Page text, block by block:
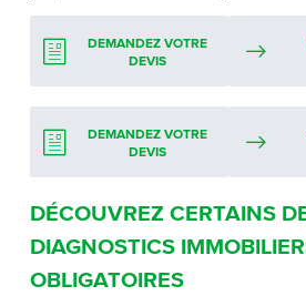
DEMANDEZ VOTRE
DEVIS
DEMANDEZ VOTRE
DEVIS
DÉCOUVREZ CERTAINS
DIAGNOSTICS
OBLIGATOIRES